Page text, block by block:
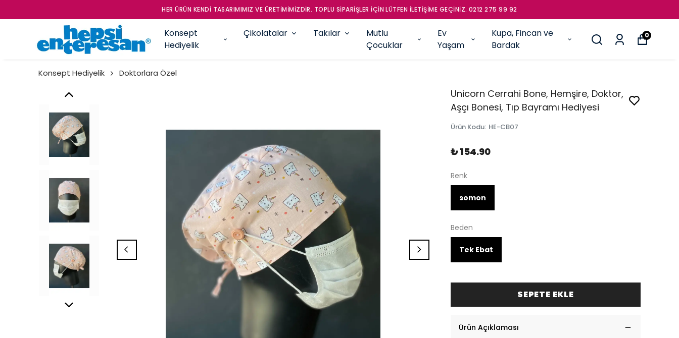
HER ÜRÜN KENDİ TASARIMIMIZ VE ÜRETİMİMİZDİR. TOPLU SİPARİŞLER İÇİN LÜTFEN İLETİŞİME GEÇİNİZ. 0212 275 99 92
Konsept
Hediyelik
Çikolatalar Takılar
Mutlu
Çocuklar
Ev
Yaşam
Kupa, Fincan ve
Bardak
0
Konsept Hediyelik Doktorlara Özel
Unicorn Cerrahi Bone, Hemşire, Doktor,
Aşçı Bonesi, Tıp Bayramı Hediyesi
Ürün Kodu: HE-CB07
₺ 154.90
Renk
somon
Beden
Tek Ebat
SEPETE EKLE
Ürün Açıklaması